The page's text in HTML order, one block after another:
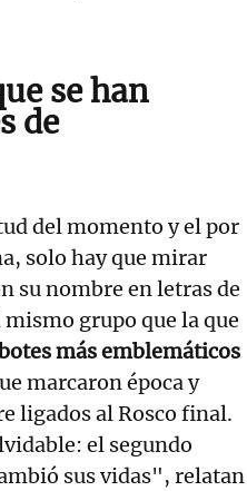
se han
de
del momento y el por
solo hay que mirar
su nombre en letras de
mismo grupo que la que
más emblemáticos
marcaron época y
ligados al Rosco final.
el segundo
sus vidas", relatan